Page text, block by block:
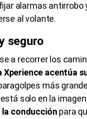
alarmas
al volante.
seguro
a recorrer los
Xperience acentúa
más
solo en la
conducción para